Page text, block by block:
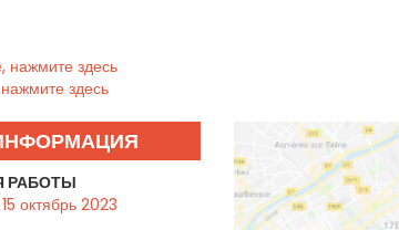
нажмите здесь
здесь
РАБОТЫ
октябрь 2023